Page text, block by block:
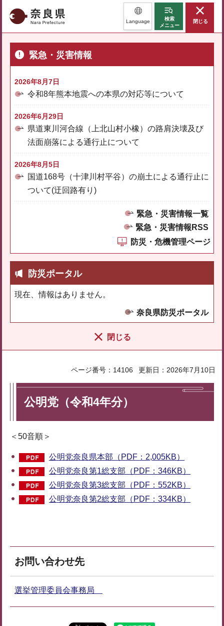
奈良県 Language
検索
メニュー
閉じる
緊急・災害情報
2026年8月7日
令和8年熊本地震への本県の対応等について
2026年6月29日
県道東川河合線（上北山村小橡）の路肩決壊及び
法面崩落による通行止について
2026年8月5日
国道168号（十津川村平谷）の崩土による通行止に
ついて(迂回路有り)
緊急・災害情報一覧
緊急・災害情報RSS
防災・危機管理ページ
防災ポータル
現在、情報はありません。
奈良県防災ポータル
閉じる
ページ番号：14106 更新日：2026年7月10日
公明党（令和4年分）
＜50音順＞
公明党奈良県本部（PDF：2,005KB）
公明党奈良第1総支部（PDF：346KB）
公明党奈良第3総支部（PDF：552KB）
公明党奈良第2総支部（PDF：334KB）
お問い合わせ先
選挙管理委員会事務局